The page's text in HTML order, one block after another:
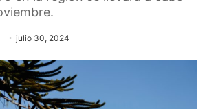
julio 30, 2024